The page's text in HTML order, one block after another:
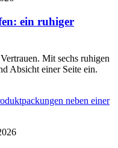
ein ruhiger
Mit sechs ruhigen
Absicht einer Seite ein.